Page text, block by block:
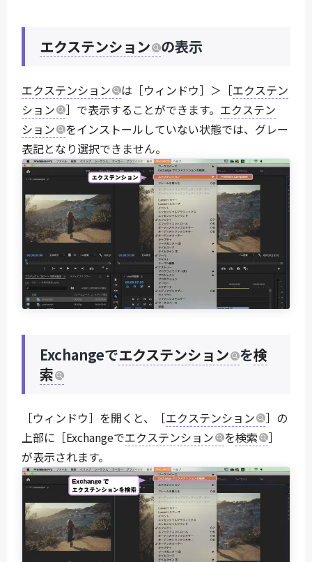
エクステンション の表示
エクステンション は［ウィンドウ］＞［エクステン
ション
］で表示することができます。 エクステン
ション
をインストールしていない状態では、グレー
表記となり選択できません。
Exchangeでエクステンション を検
索
［ウィンドウ］を開くと、［エクステンション
］の
上部に［Exchangeでエクステンション を検索
］
が表示されます。